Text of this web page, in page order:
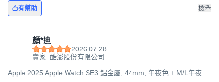
有幫助 檢舉
顏*迪
2026.07.28
賣家: 酷澎股份有限公司
Apple 2025 Apple Watch SE3 鋁金屬, 44mm, 午夜色 + M/L午夜色